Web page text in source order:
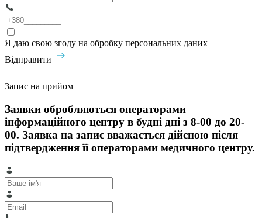
Я даю свою згоду на обробку персональних даних
Відправити
Запис на прийом
Заявки обробляються операторами
інформаційного центру в будні дні з 8-00 до 20-
00. Заявка на запис вважається дійсною після
підтвердження її операторами медичного центру.